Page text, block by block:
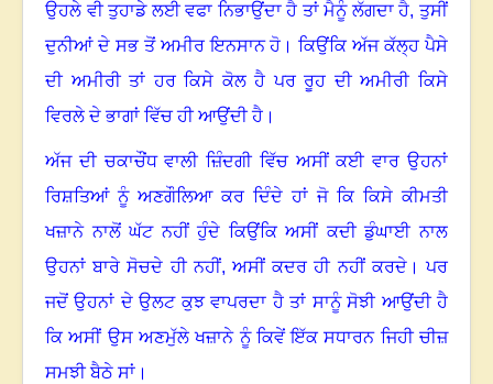
ਉਹਲੇ ਵੀ ਤੁਹਾਡੇ ਲਈ ਵਫਾ ਨਿਭਾਉਂਦਾ ਹੈ ਤਾਂ ਮੈਨੂੰ ਲੱਗਦਾ ਹੈ,ਤੁਸੀਂ
ਦੁਨੀਆਂ ਦੇ ਸਭ ਤੋਂ ਅਮੀਰ ਇਨਸਾਨ ਹੋ। ਕਿਉਂਕਿ ਅੱਜ ਕੱਲ੍ਹ ਪੈਸੇ
ਦੀ ਅਮੀਰੀ ਤਾਂ ਹਰ ਕਿਸੇ ਕੋਲ ਹੈ ਪਰ ਰੂਹ ਦੀ ਅਮੀਰੀ ਕਿਸੇ
ਵਿਰਲੇ ਦੇ ਭਾਗਾਂ ਵਿੱਚ ਹੀ ਆਉਂਦੀ ਹੈ।
ਅੱਜ ਦੀ ਚਕਾਚੌਂਧ ਵਾਲੀ ਜ਼ਿੰਦਗੀ ਵਿੱਚ ਅਸੀਂ ਕਈ ਵਾਰ ਉਹਨਾਂ
ਰਿਸ਼ਤਿਆਂ ਨੂੰ ਅਣਗੌਲਿਆ ਕਰ ਦਿੰਦੇ ਹਾਂ ਜੋ ਕਿ ਕਿਸੇ ਕੀਮਤੀ
ਖਜ਼ਾਨੇ ਨਾਲੋਂ ਘੱਟ ਨਹੀਂ ਹੁੰਦੇ ਕਿਉਂਕਿ ਅਸੀਂ ਕਦੀ ਡੁੰਘਾਈ ਨਾਲ
ਉਹਨਾਂ ਬਾਰੇ ਸੋਚਦੇ ਹੀ ਨਹੀਂ,ਅਸੀਂ ਕਦਰ ਹੀ ਨਹੀਂ ਕਰਦੇ। ਪਰ
ਜਦੋਂ ਉਹਨਾਂ ਦੇ ਉਲਟ ਕੁਝ ਵਾਪਰਦਾ ਹੈ ਤਾਂ ਸਾਨੂੰ ਸੋਝੀ ਆਉਂਦੀ ਹੈ
ਕਿ ਅਸੀਂ ਉਸ ਅਣਮੁੱਲੇ ਖਜ਼ਾਨੇ ਨੂੰ ਕਿਵੇਂ ਇੱਕ ਸਧਾਰਨ ਜਿਹੀ ਚੀਜ਼
ਸਮਝੀ ਬੈਠੇ ਸਾਂ।